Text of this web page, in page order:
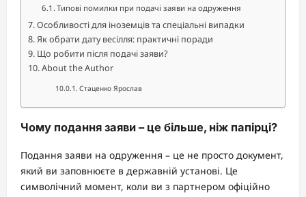
Типові помилки при подачі заяви на одруження
Особливості для іноземців та спеціальні випадки
Як обрати дату весілля: практичні поради
Що робити після подачі заяви?
About the Author
Стаценко Ярослав
Чому подання заяви – це більше, ніж папірці?
Подання заяви на одруження – це не просто документ,
який ви заповнюєте в державній установі. Це
символічний момент, коли ви з партнером офіційно